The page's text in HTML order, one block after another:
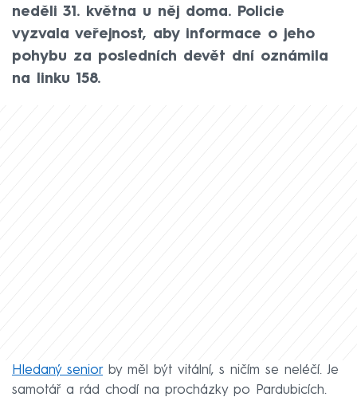
neděli 31. května u něj doma. Policie
vyzvala veřejnost, aby informace o jeho
pohybu za posledních devět dní oznámila
na linku 158.
Hledaný seniorby měl být vitální, s ničím se neléčí. Je
samotář a rád chodí na procházky po Pardubicích.